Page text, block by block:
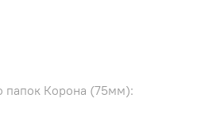
папок Корона (75мм):